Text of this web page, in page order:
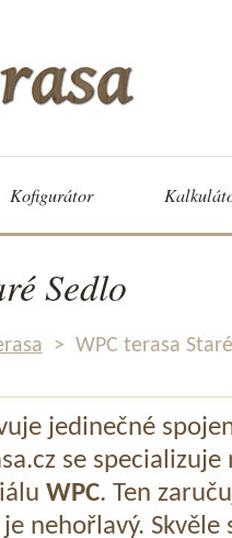
Kofigurátor
Sedlo
> WPC terasa
jedinečné
se specializuje
WPC. Ten
nehořlavý.